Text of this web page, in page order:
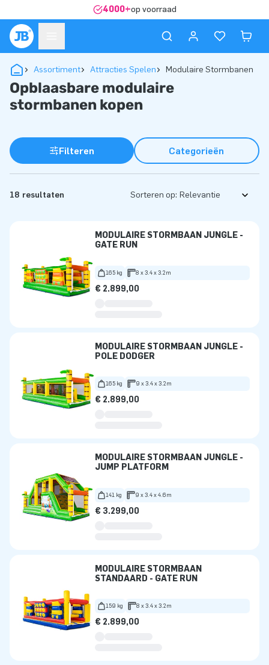
4000+op voorraad
Assortiment Attracties Spelen Modulaire Stormbanen
Opblaasbare modulaire
stormbanen kopen
Filteren Categorieën
18 resultaten Sorteren op:
MODULAIRE STORMBAAN JUNGLE -
GATE RUN
165 kg 8 x 3.4 x 3.2m
€ 2.899,00
MODULAIRE STORMBAAN JUNGLE -
POLE DODGER
165 kg 9 x 3.4 x 3.2m
€ 2.899,00
MODULAIRE STORMBAAN JUNGLE -
JUMP PLATFORM
141 kg 9 x 3.4 x 4.6m
€ 3.299,00
MODULAIRE STORMBAAN
STANDAARD - GATE RUN
159 kg 8 x 3.4 x 3.2m
€ 2.899,00